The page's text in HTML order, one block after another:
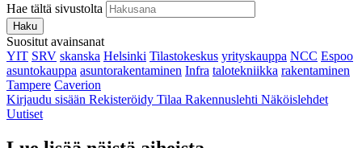
Hae tältä sivustolta
Haku
Suositut avainsanat
YIT SRV skanska Helsinki Tilastokeskus yrityskauppa NCC Espoo
asuntokauppa asuntorakentaminen Infra talotekniikka rakentaminen
Tampere Caverion
Kirjaudu sisään Rekisteröidy Tilaa Rakennuslehti Näköislehdet
Uutiset